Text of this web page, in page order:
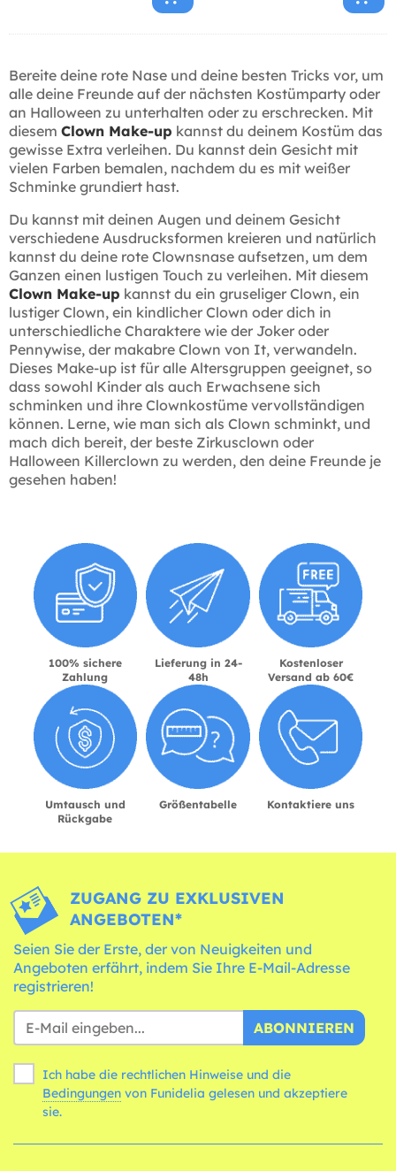
Bereite deine rote Nase und deine besten Tricks vor, um
alle deine Freunde auf der nächsten Kostümparty oder
an Halloween zu unterhalten oder zu erschrecken. Mit
diesem Clown Make-up kannst du deinem Kostüm das
gewisse Extra verleihen. Du kannst dein Gesicht mit
vielen Farben bemalen, nachdem du es mit weißer
Schminke grundiert hast.
Du kannst mit deinen Augen und deinem Gesicht
verschiedene Ausdrucksformen kreieren und natürlich
kannst du deine rote Clownsnase aufsetzen, um dem
Ganzen einen lustigen Touch zu verleihen. Mit diesem
Clown Make-up kannst du ein gruseliger Clown, ein
lustiger Clown, ein kindlicher Clown oder dich in
unterschiedliche Charaktere wie der Joker oder
Pennywise, der makabre Clown von It, verwandeln.
Dieses Make-up ist für alle Altersgruppen geeignet, so
dass sowohl Kinder als auch Erwachsene sich
schminken und ihre Clownkostüme vervollständigen
können. Lerne, wie man sich als Clown schminkt, und
mach dich bereit, der beste Zirkusclown oder
Halloween Killerclown zu werden, den deine Freunde je
gesehen haben!
100% sichere
Zahlung
Lieferung in 24-
48h
Kostenloser
Versand ab 60€
Umtausch und
Rückgabe
Größentabelle Kontaktiere uns
ZUGANG ZU EXKLUSIVEN
ANGEBOTEN*
Seien Sie der Erste, der von Neuigkeiten und
Angeboten erfährt, indem Sie Ihre E-Mail-Adresse
registrieren!
ABONNIEREN
Ich habe die rechtlichen Hinweise und die
Bedingungen
sie.